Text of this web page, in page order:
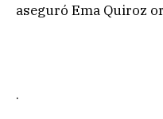
aseguró Ema Quiroz
.